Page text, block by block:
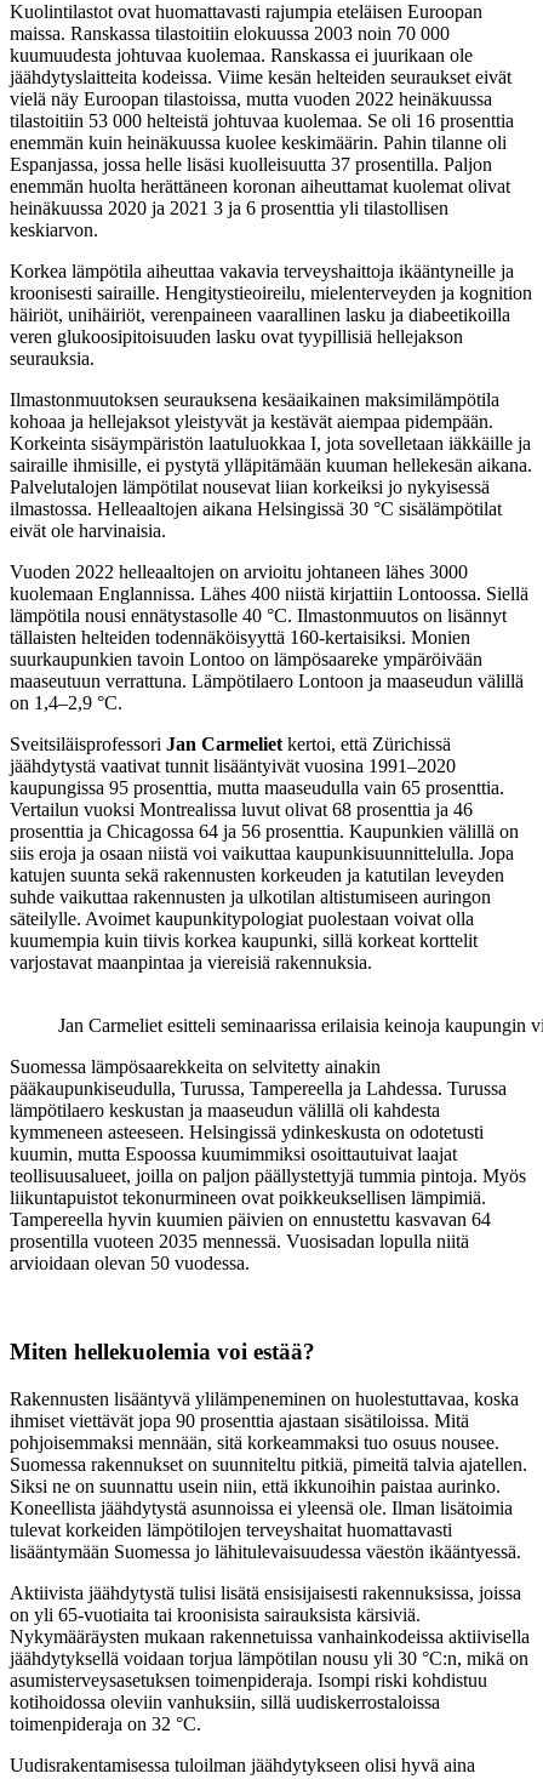
Kuolintilastot ovat huomattavasti rajumpia eteläisen Euroopan
maissa. Ranskassa tilastoitiin elokuussa 2003 noin 70 000
kuumuudesta johtuvaa kuolemaa. Ranskassa ei juurikaan ole
jäähdytyslaitteita kodeissa. Viime kesän helteiden seuraukset eivät
vielä näy Euroopan tilastoissa, mutta vuoden 2022 heinäkuussa
tilastoitiin 53 000 helteistä johtuvaa kuolemaa. Se oli 16 prosenttia
enemmän kuin heinäkuussa kuolee keskimäärin. Pahin tilanne oli
Espanjassa, jossa helle lisäsi kuolleisuutta 37 prosentilla. Paljon
enemmän huolta herättäneen koronan aiheuttamat kuolemat olivat
heinäkuussa 2020 ja 2021 3 ja 6 prosenttia yli tilastollisen
keskiarvon.
Korkea lämpötila aiheuttaa vakavia terveyshaittoja ikääntyneille ja
kroonisesti sairaille. Hengitystieoireilu, mielenterveyden ja kognition
häiriöt, unihäiriöt, verenpaineen vaarallinen lasku ja diabeetikoilla
veren glukoosipitoisuuden lasku ovat tyypillisiä hellejakson
seurauksia.
Ilmastonmuutoksen seurauksena kesäaikainen maksimilämpötila
kohoaa ja hellejaksot yleistyvät ja kestävät aiempaa pidempään.
Korkeinta sisäympäristön laatuluokkaa I, jota sovelletaan iäkkäille ja
sairaille ihmisille, ei pystytä ylläpitämään kuuman hellekesän aikana.
Palvelutalojen lämpötilat nousevat liian korkeiksi jo nykyisessä
ilmastossa. Helleaaltojen aikana Helsingissä 30 °C sisälämpötilat
eivät ole harvinaisia.
Vuoden 2022 helleaaltojen on arvioitu johtaneen lähes 3000
kuolemaan Englannissa. Lähes 400 niistä kirjattiin Lontoossa. Siellä
lämpötila nousi ennätystasolle 40 °C. Ilmastonmuutos on lisännyt
tällaisten helteiden todennäköisyyttä 160-kertaisiksi. Monien
suurkaupunkien tavoin Lontoo on lämpösaareke ympäröivään
maaseutuun verrattuna. Lämpötilaero Lontoon ja maaseudun välillä
on 1,4–2,9 °C.
Sveitsiläisprofessori Jan Carmeliet kertoi, että Zürichissä
jäähdytystä vaativat tunnit lisääntyivät vuosina 1991–2020
kaupungissa 95 prosenttia, mutta maaseudulla vain 65 prosenttia.
Vertailun vuoksi Montrealissa luvut olivat 68 prosenttia ja 46
prosenttia ja Chicagossa 64 ja 56 prosenttia. Kaupunkien välillä on
siis eroja ja osaan niistä voi vaikuttaa kaupunkisuunnittelulla. Jopa
katujen suunta sekä rakennusten korkeuden ja katutilan leveyden
suhde vaikuttaa rakennusten ja ulkotilan altistumiseen auringon
säteilylle. Avoimet kaupunkitypologiat puolestaan voivat olla
kuumempia kuin tiivis korkea kaupunki, sillä korkeat korttelit
varjostavat maanpintaa ja viereisiä rakennuksia.
Jan Carmeliet esitteli seminaarissa erilaisia keinoja kaupungin
Suomessa lämpösaarekkeita on selvitetty ainakin
pääkaupunkiseudulla, Turussa, Tampereella ja Lahdessa. Turussa
lämpötilaero keskustan ja maaseudun välillä oli kahdesta
kymmeneen asteeseen. Helsingissä ydinkeskusta on odotetusti
kuumin, mutta Espoossa kuumimmiksi osoittautuivat laajat
teollisuusalueet, joilla on paljon päällystettyjä tummia pintoja. Myös
liikuntapuistot tekonurmineen ovat poikkeuksellisen lämpimiä.
Tampereella hyvin kuumien päivien on ennustettu kasvavan 64
prosentilla vuoteen 2035 mennessä. Vuosisadan lopulla niitä
arvioidaan olevan 50 vuodessa.
Miten hellekuolemia voi estää?
Rakennusten lisääntyvä ylilämpeneminen on huolestuttavaa, koska
ihmiset viettävät jopa 90 prosenttia ajastaan sisätiloissa. Mitä
pohjoisemmaksi mennään, sitä korkeammaksi tuo osuus nousee.
Suomessa rakennukset on suunniteltu pitkiä, pimeitä talvia ajatellen.
Siksi ne on suunnattu usein niin, että ikkunoihin paistaa aurinko.
Koneellista jäähdytystä asunnoissa ei yleensä ole. Ilman lisätoimia
tulevat korkeiden lämpötilojen terveyshaitat huomattavasti
lisääntymään Suomessa jo lähitulevaisuudessa väestön ikääntyessä.
Aktiivista jäähdytystä tulisi lisätä ensisijaisesti rakennuksissa, joissa
on yli 65-vuotiaita tai kroonisista sairauksista kärsiviä.
Nykymääräysten mukaan rakennetuissa vanhainkodeissa aktiivisella
jäähdytyksellä voidaan torjua lämpötilan nousu yli 30 °C:n, mikä on
asumisterveysasetuksen toimenpideraja. Isompi riski kohdistuu
kotihoidossa oleviin vanhuksiin, sillä uudiskerrostaloissa
toimenpideraja on 32 °C.
Uudisrakentamisessa tuloilman jäähdytykseen olisi hyvä aina